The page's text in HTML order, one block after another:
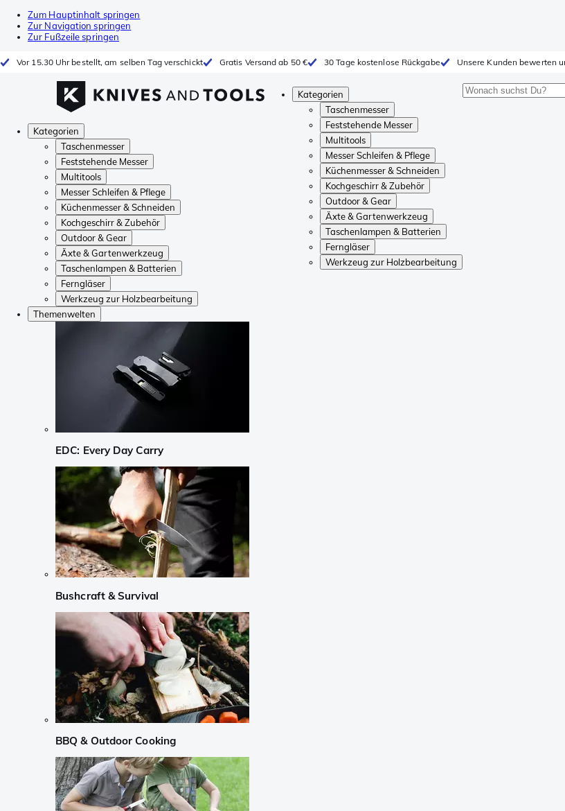
Zum Hauptinhalt springen
Zur Navigation springen
Zur Fußzeile springen
Vor 15.30 Uhr bestellt, am selben Tag verschickt Gratis Versand ab 50 € 30 Tage kostenlose Rückgabe Unsere Kunden bewerten
Kategorien
Taschenmesser
Feststehende Messer
Multitools
Messer Schleifen & Pflege
Küchenmesser & Schneiden
Kochgeschirr & Zubehör
Outdoor & Gear
Äxte & Gartenwerkzeug
Taschenlampen & Batterien
Ferngläser
Werkzeug zur Holzbearbeitung
Kategorien
Taschenmesser
Feststehende Messer
Multitools
Messer Schleifen & Pflege
Küchenmesser & Schneiden
Kochgeschirr & Zubehör
Outdoor & Gear
Äxte & Gartenwerkzeug
Taschenlampen & Batterien
Ferngläser
Werkzeug zur Holzbearbeitung
Themenwelten
EDC: Every Day Carry
Bushcraft & Survival
BBQ & Outdoor Cooking